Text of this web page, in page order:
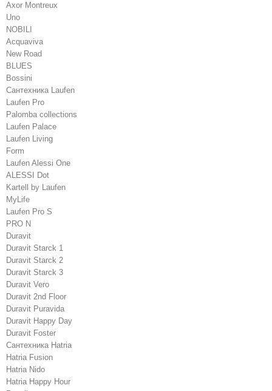
Axor Montreux
Uno
NOBILI
Acquaviva
New Road
BLUES
Bossini
Сантехника Laufen
Laufen Pro
Palomba collections
Laufen Palace
Laufen Living
Form
Laufen Alessi One
ALESSI Dot
Kartell by Laufen
MyLife
Laufen Pro S
PRO N
Duravit
Duravit Starck 1
Duravit Starck 2
Duravit Starck 3
Duravit Vero
Duravit 2nd Floor
Duravit Puravida
Duravit Happy Day
Duravit Foster
Сантехника Hatria
Hatria Fusion
Hatria Nido
Hatria Happy Hour